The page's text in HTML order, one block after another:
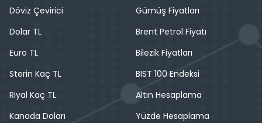
Döviz Çevirici
Dolar TL
Euro TL
Sterin Kaç TL
Riyal Kaç TL
Kanada Doları
Gümüş Fiyatları
Brent Petrol Fiyatı
Bilezik Fiyatları
BIST 100 Endeksi
Altın Hesaplama
Yüzde Hesaplama